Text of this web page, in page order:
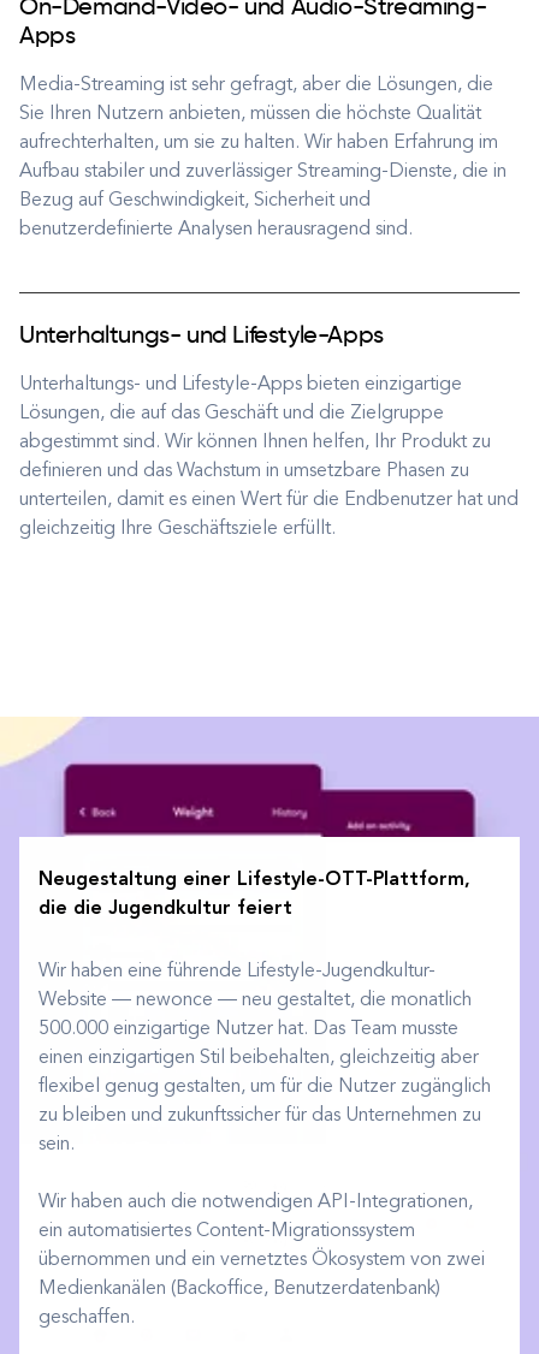
On-Demand-Video- und Audio-Streaming-
Apps
Media-Streaming ist sehr gefragt, aber die Lösungen, die
Sie Ihren Nutzern anbieten, müssen die höchste Qualität
aufrechterhalten, um sie zu halten. Wir haben Erfahrung im
Aufbau stabiler und zuverlässiger Streaming-Dienste, die in
Bezug auf Geschwindigkeit, Sicherheit und
benutzerdefinierte Analysen herausragend sind.
Unterhaltungs- und Lifestyle-Apps
Unterhaltungs- und Lifestyle-Apps bieten einzigartige
Lösungen, die auf das Geschäft und die Zielgruppe
abgestimmt sind. Wir können Ihnen helfen, Ihr Produkt zu
definieren und das Wachstum in umsetzbare Phasen zu
unterteilen, damit es einen Wert für die Endbenutzer hat und
gleichzeitig Ihre Geschäftsziele erfüllt.
Neugestaltung einer Lifestyle-OTT-Plattform,
die die Jugendkultur feiert
Wir haben eine führende Lifestyle-Jugendkultur-
Website — newonce — neu gestaltet, die monatlich
500.000 einzigartige Nutzer hat. Das Team musste
einen einzigartigen Stil beibehalten, gleichzeitig aber
flexibel genug gestalten, um für die Nutzer zugänglich
zu bleiben und zukunftssicher für das Unternehmen zu
sein.
Wir haben auch die notwendigen API-Integrationen,
ein automatisiertes Content-Migrationssystem
übernommen und ein vernetztes Ökosystem von zwei
Medienkanälen (Backoffice, Benutzerdatenbank)
geschaffen.